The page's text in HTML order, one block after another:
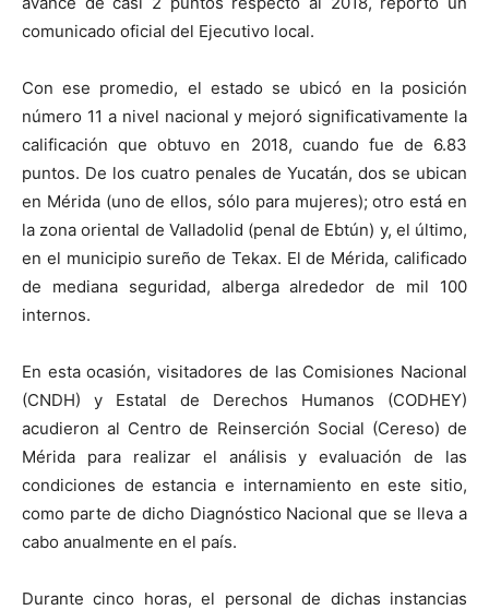
comunicado oficial del Ejecutivo local.
Con ese promedio, el estado se ubicó en la posición
número 11 a nivel nacional y mejoró significativamente la
calificación que obtuvo en 2018, cuando fue de 6.83
puntos. De los cuatro penales de Yucatán, dos se ubican
en Mérida (uno de ellos, sólo para mujeres); otro está en
la zona oriental de Valladolid (penal de Ebtún) y, el último,
en el municipio sureño de Tekax. El de Mérida, calificado
de mediana seguridad, alberga alrededor de mil 100
internos.
En esta ocasión, visitadores de las Comisiones Nacional
(CNDH) y Estatal de Derechos Humanos (CODHEY)
acudieron al Centro de Reinserción Social (Cereso) de
Mérida para realizar el análisis y evaluación de las
condiciones de estancia e internamiento en este sitio,
como parte de dicho Diagnóstico Nacional que se lleva a
cabo anualmente en el país.
Durante cinco horas, el personal de dichas instancias